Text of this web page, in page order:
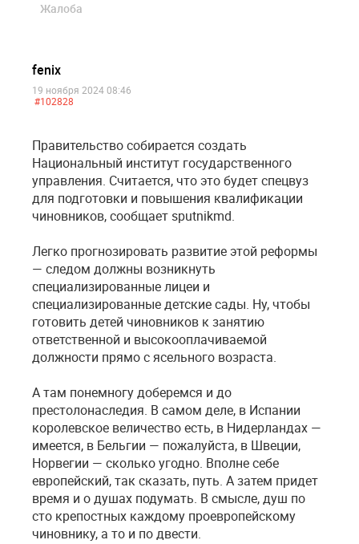
Жалоба
fenix
19 ноября 2024 08:46
#102828
Правительство собирается создать
Национальный институт государственного
управления. Считается, что это будет спецвуз
для подготовки и повышения квалификации
чиновников, сообщает sputnikmd.
Легко прогнозировать развитие этой реформы
— следом должны возникнуть
специализированные лицеи и
специализированные детские сады. Ну, чтобы
готовить детей чиновников к занятию
ответственной и высокооплачиваемой
должности прямо с ясельного возраста.
А там понемногу доберемся и до
престолонаследия. В самом деле, в Испании
королевское величество есть, в Нидерландах —
имеется, в Бельгии — пожалуйста, в Швеции,
Норвегии — сколько угодно. Вполне себе
европейский, так сказать, путь. А затем придет
время и о душах подумать. В смысле, душ по
сто крепостных каждому проевропейскому
чиновнику, а то и по двести.